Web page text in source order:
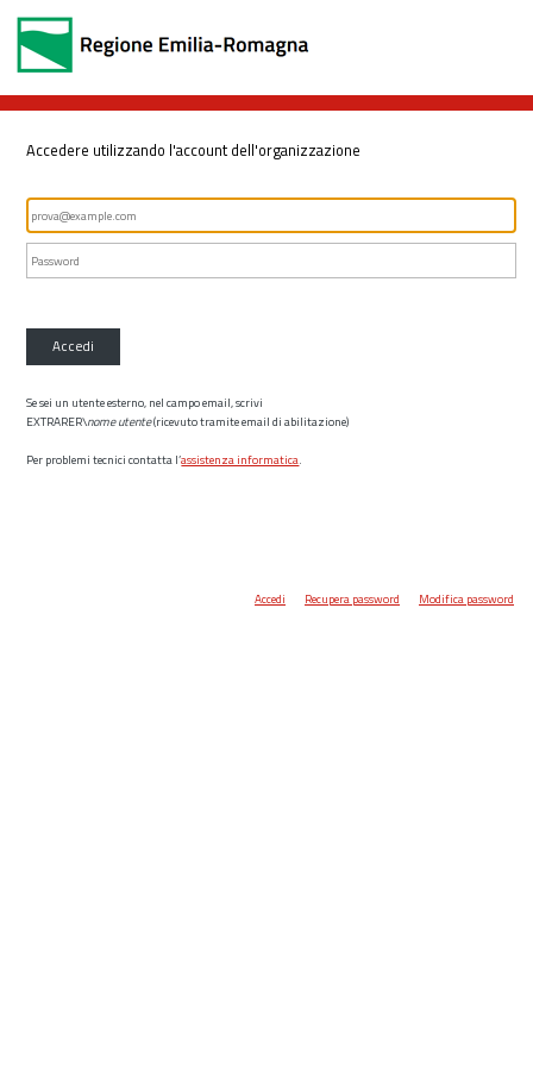
Accedere utilizzando l'account dell'organizzazione
Accedi
Se sei un utente esterno, nel campo email, scrivi
EXTRARER\nome utente(ricevuto tramite email di abilitazione)
Per problemi tecnici contatta l’assistenza informatica.
Accedi Recupera password Modifica password